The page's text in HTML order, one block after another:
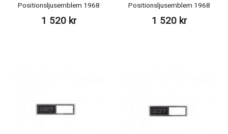
Positionsljusemblem 1968
1 520 kr
Positionsljusemblem 1968
1 520 kr